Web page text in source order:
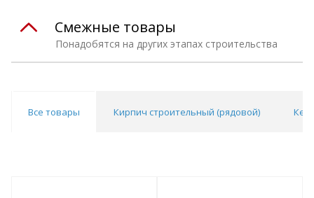
Понадобятся на других этапах строительства
Смежные товары
Все товары Кирпич строительный (рядовой)